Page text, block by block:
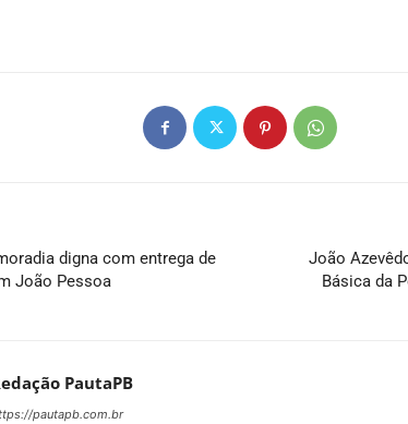
digna com entrega de
João Pessoa
João
Básica da
PautaPB
pautapb.com.br